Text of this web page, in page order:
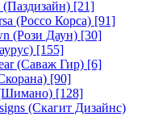
[21]
(Россо Корса) [91]
(Рози Даун) [30]
[155]
(Саваж Гир) [6]
[90]
[128]
(Скагит Дизайнс)